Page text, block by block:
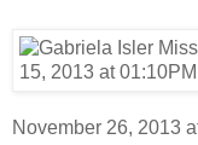
November 26, 2013